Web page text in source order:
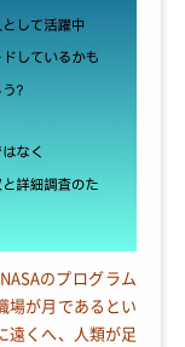
のプログラム
場が月であるとい
遠くへ、人類が足